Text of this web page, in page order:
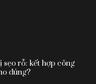
sẹo rỗ: kết hợp công
đúng?